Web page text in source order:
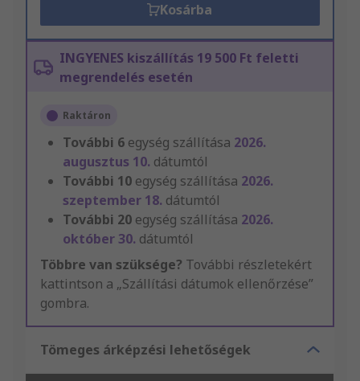
Kosárba
INGYENES kiszállítás 19 500 Ft feletti
megrendelés esetén
Raktáron
További 6 egység szállítása 2026.
augusztus 10. dátumtól
További 10 egység szállítása 2026.
szeptember 18. dátumtól
További 20 egység szállítása 2026.
október 30. dátumtól
Többre van szüksége? További részletekért
kattintson a „Szállítási dátumok ellenőrzése”
gombra.
Tömeges árképzési lehetőségek